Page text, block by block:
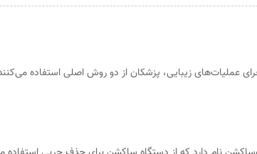
عملیات‌های زیبایی، پزشکان از دو روش اصلی استفاده